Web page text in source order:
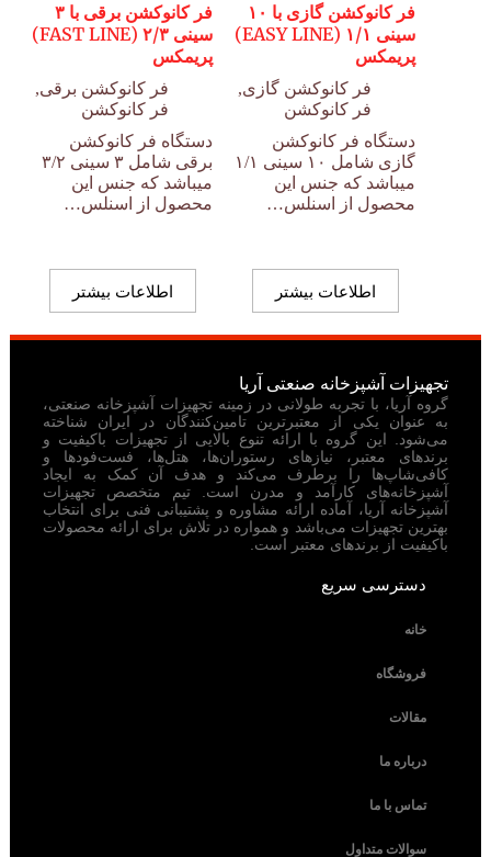
فر کانوکشن گازی با ۱۰
سینی ۱/۱ (EASY LINE)
پریمکس
فر کانوکشن گازی,
فر کانوکشن
دستگاه فر کانوکشن
گازی شامل ۱۰ سینی ۱/۱
میباشد که جنس این
محصول از اسنلس…
اطلاعات بیشتر
فر کانوکشن برقی با ۳
سینی ۲/۳ (FAST LINE)
پریمکس
فر کانوکشن برقی,
فر کانوکشن
دستگاه فر کانوکشن
برقی شامل ۳ سینی ۳/۲
میباشد که جنس این
محصول از اسنلس…
اطلاعات بیشتر
تجهیزات آشپزخانه صنعتی آریا
گروه آریا، با تجربه طولانی در زمینه تجهیزات آشپزخانه صنعتی،
به عنوان یکی از معتبرترین تامین‌کنندگان در ایران شناخته
می‌شود. این گروه با ارائه تنوع بالایی از تجهیزات باکیفیت و
برندهای معتبر، نیازهای رستوران‌ها، هتل‌ها، فست‌فودها و
کافی‌شاپ‌ها را برطرف می‌کند و هدف آن کمک به ایجاد
آشپزخانه‌های کارآمد و مدرن است. تیم متخصص تجهیزات
آشپزخانه آریا، آماده ارائه مشاوره و پشتیبانی فنی برای انتخاب
بهترین تجهیزات می‌باشد و همواره در تلاش برای ارائه محصولات
باکیفیت از برندهای معتبر است.
دسترسی سریع
خانه
فروشگاه
مقالات
درباره ما
تماس با ما
سوالات متداول